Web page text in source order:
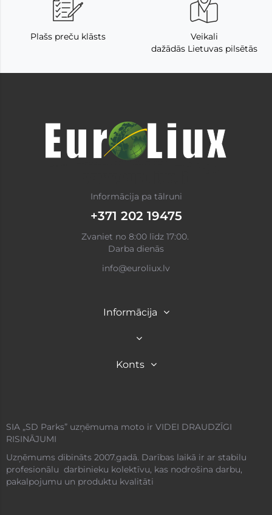
Plašs preču klāsts
Veikali
dažādās Lietuvas pilsētās
Informācija pa tālruni
+371 202 19475
Zvaniet no 8:00 līdz 17:00.
Darba dienās
info@euroliux.lv
Informācija
Konts
SIA „SD Parks” uzņēmuma moto ir VIDEI DRAUDZĪGI
RISINĀJUMI
Uzņēmums dibināts 2007.gadā. Darības laikā ir ar stabilu
profesionālu darbinieku kolektīvu, kas nodrošina darbu,
pakalpojumu un produktu kvalitāti